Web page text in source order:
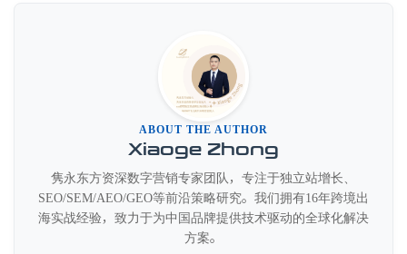
ABOUT THE AUTHOR
Xiaoge Zhong
隽永东方资深数字营销专家团队，专注于独立站增长、
SEO/SEM/AEO/GEO等前沿策略研究。我们拥有16年跨境出
海实战经验，致力于为中国品牌提供技术驱动的全球化解决
方案。